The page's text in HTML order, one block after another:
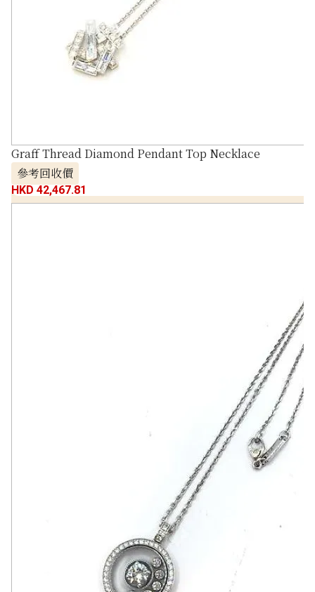
Graff Thread Diamond Pendant Top Necklace
參考回收價
HKD 42,467.81